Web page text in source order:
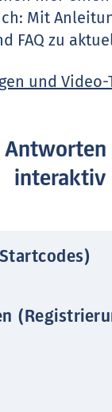
Mit
FAQ zu
und Video-
Antworten
interaktiv